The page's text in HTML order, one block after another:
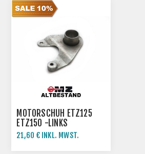
MOTORSCHUH ETZ125
ETZ150 -LINKS
21,60 € INKL. MWST.